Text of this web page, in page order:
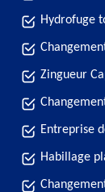
Hydrofuge
Zingueur
Entreprise
Habillage